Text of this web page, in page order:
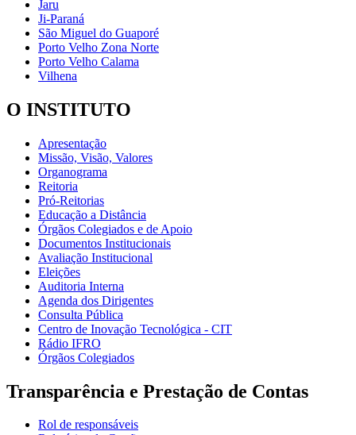
Jaru
Ji-Paraná
São Miguel do Guaporé
Porto Velho Zona Norte
Porto Velho Calama
Vilhena
O INSTITUTO
Apresentação
Missão, Visão, Valores
Organograma
Reitoria
Pró-Reitorias
Educação a Distância
Órgãos Colegiados e de Apoio
Documentos Institucionais
Avaliação Institucional
Eleições
Auditoria Interna
Agenda dos Dirigentes
Consulta Pública
Centro de Inovação Tecnológica - CIT
Rádio IFRO
Órgãos Colegiados
Transparência e Prestação de Contas
Rol de responsáveis